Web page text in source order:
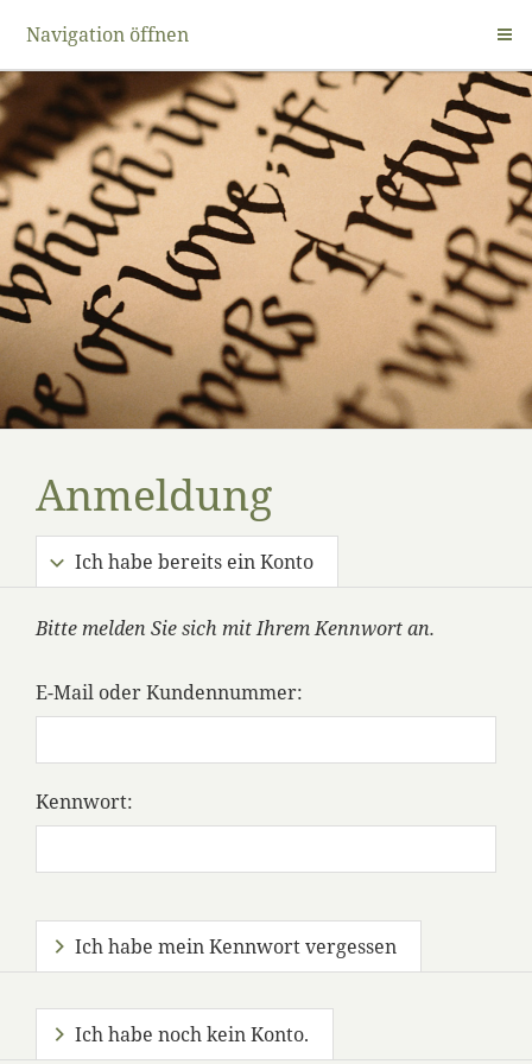
Navigation öffnen
Anmeldung
Ich habe bereits ein Konto
Bitte melden Sie sich mit Ihrem Kennwort an.
E-Mail oder Kundennummer:
Kennwort:
Ich habe mein Kennwort vergessen
Ich habe noch kein Konto.